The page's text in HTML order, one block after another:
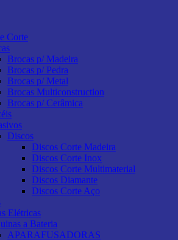
Corte
Brocas p/ Madeira
Brocas p/ Pedra
Brocas p/ Metal
Brocas Multiconstruction
Brocas p/ Cerâmica
Discos
Discos Corte Madeira
Discos Corte Inox
Discos Corte Multimaterial
Discos Diamante
Discos Corte Aço
Elétricas
a Bateria
APARAFUSADORAS